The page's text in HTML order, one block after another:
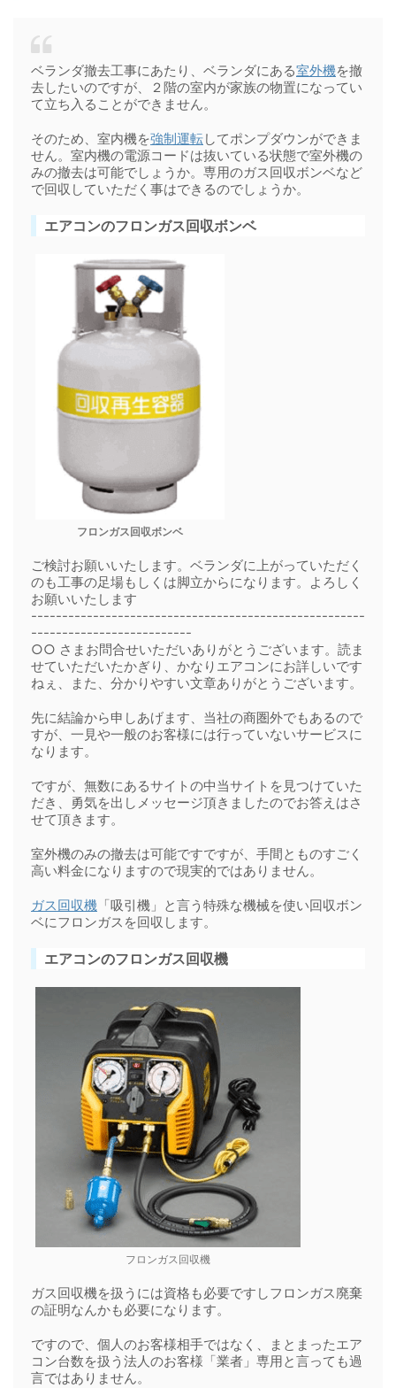
ベランダ撤去工事にあたり、ベランダにある室外機を撤
去したいのですが、２階の室内が家族の物置になってい
て立ち入ることができません。
そのため、室内機を強制運転してポンプダウンができま
せん。室内機の電源コードは抜いている状態で室外機の
みの撤去は可能でしょうか。専用のガス回収ボンベなど
で回収していただく事はできるのでしょうか。
エアコンのフロンガス回収ボンベ
フロンガス回収ボンベ
ご検討お願いいたします。ベランダに上がっていただく
のも工事の足場もしくは脚立からになります。よろしく
お願いいたします
------------------------------------------------------
--------------------------
○○ さまお問合せいただいありがとうございます。読ま
せていただいたかぎり、かなりエアコンにお詳しいです
ねぇ、また、分かりやすい文章ありがとうございます。
先に結論から申しあげます、当社の商圏外でもあるので
すが、一見や一般のお客様には行っていないサービスに
なります。
ですが、無数にあるサイトの中当サイトを見つけていた
だき、勇気を出しメッセージ頂きましたのでお答えはさ
せて頂きます。
室外機のみの撤去は可能ですですが、手間とものすごく
高い料金になりますので現実的ではありません。
ガス回収機 「吸引機」と言う特殊な機械を使い回収ボン
ベにフロンガスを回収します。
エアコンのフロンガス回収機
フロンガス回収機
ガス回収機を扱うには資格も必要ですしフロンガス廃棄
の証明なんかも必要になります。
ですので、個人のお客様相手ではなく、まとまったエア
コン台数を扱う法人のお客様「業者」専用と言っても過
言ではありません。